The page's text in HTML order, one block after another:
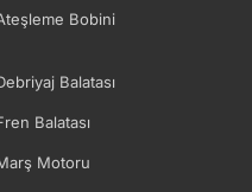
Bobini
Balatası
Balatası
Motoru